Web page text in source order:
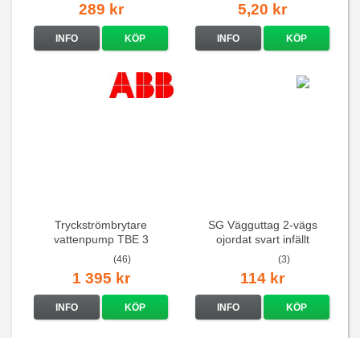
289 kr
INFO KÖP
5,20 kr
INFO KÖP
Tryckströmbrytare
vattenpump TBE 3
(46)
1 395 kr
INFO KÖP
SG Vägguttag 2-vägs
ojordat svart infällt
16A/250V
(3)
114 kr
INFO KÖP